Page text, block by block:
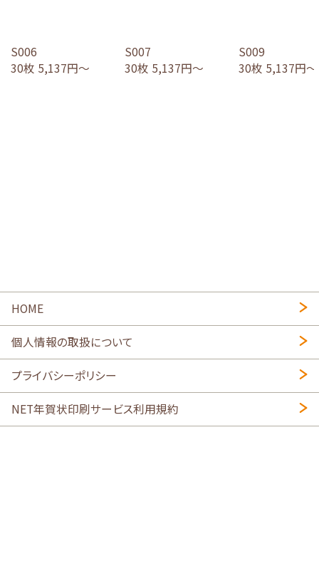
S006
30枚 5,137円～
S007
30枚 5,137円～
S009
30枚 5,137円～
HOME
個人情報の取扱について
プライバシーポリシー
NET年賀状印刷サービス利用規約